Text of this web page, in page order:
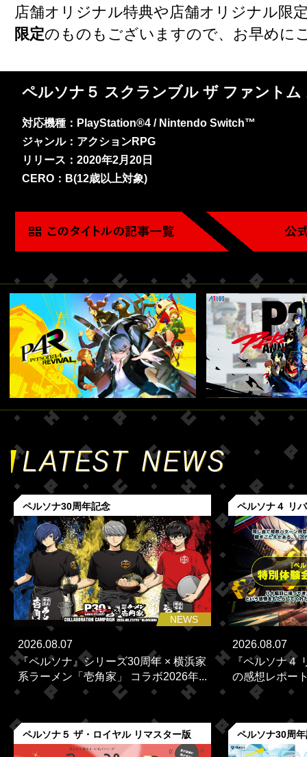
店舗オリジナル特典や店舗オリジナル限
限定のものもございますので、お早めに
ペルソナ５ スクランブル ザ ファントム
対応機種：PlayStation®4 / Nintendo Switch™
ジャンル：アクションRPG
リリース：2020年2月20日
CERO：B(12歳以上対象)
ペルソナ30周年記念
NEWS
2026.08.07
『ペルソナ』シリーズ30周年 × 横浜家
系ラーメン「壱角家」 コラボ2026年...
ペルソナ４ リ
2026.08.07
『ペルソナ４
の感想レポー
ペルソナ５ ザ・ロイヤル リマスター版 ペルソナ30周